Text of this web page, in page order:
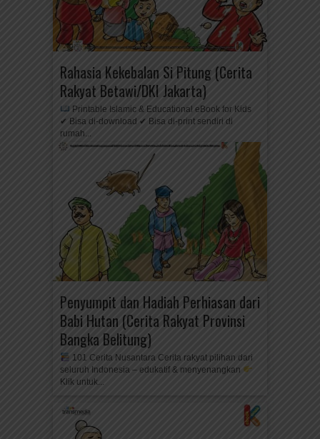
Rahasia Kekebalan Si Pitung (Cerita
Rakyat Betawi/DKI Jakarta)
Printable Islamic & Educational eBook for Kids
✔ Bisa di-download ✔ Bisa di-print sendiri di
rumah...
Penyumpit dan Hadiah Perhiasan dari
Babi Hutan (Cerita Rakyat Provinsi
Bangka Belitung)
101 Cerita Nusantara Cerita rakyat pilihan dari
seluruh Indonesia – edukatif & menyenangkan
Klik untuk...